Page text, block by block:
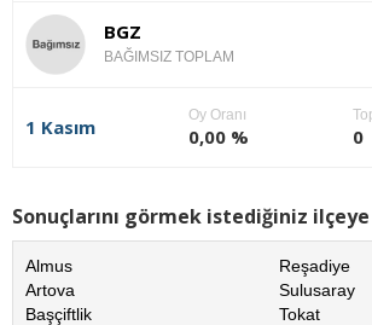
BGZ
BAĞIMSIZ TOPLAM
1 Kasım
Oy Oranı
0,00 % 0
Sonuçlarını görmek istediğiniz ilçeye
Almus
Artova
Başçiftlik
Reşadiye
Sulusaray
Tokat